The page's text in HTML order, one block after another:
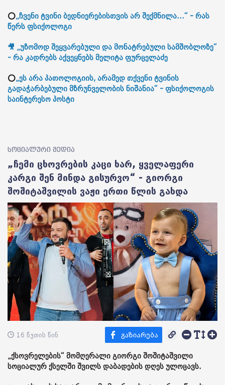
⭕„ჩვენი ტვინი ბედნიერებისთვის არ შექმნილა...“ - რას
წერს ფსიქოლოგი
🎥 „უზომოდ შეყვარებული და მონატრებული სამშობლოზე“
- რა კადრებს აქვეყნებს მელიტა ფურცელაძე
⭕„ეს არა პათოლოგიის, არამედ თქვენი ტვინის
გადაჭარბებული მზრუნველობის ნიშანია“ - ფსიქოლოგის
საინტერესო პოსტი
სოციალური მედია
„ჩემი ცხოვრების კაცი ხარ, ყველაფერი
კარგი შენ მინდა გისურვო“ - გიორგი
შოშიტაშვილის ვაჟი ერთი წლის გახდა
16 წუთის წინ
„ქსოვრელების“ მომღერალი გიორგი შოშიტაშვილი
სოციალურ ქსელში შვილს დაბადების დღეს ულოცავს.